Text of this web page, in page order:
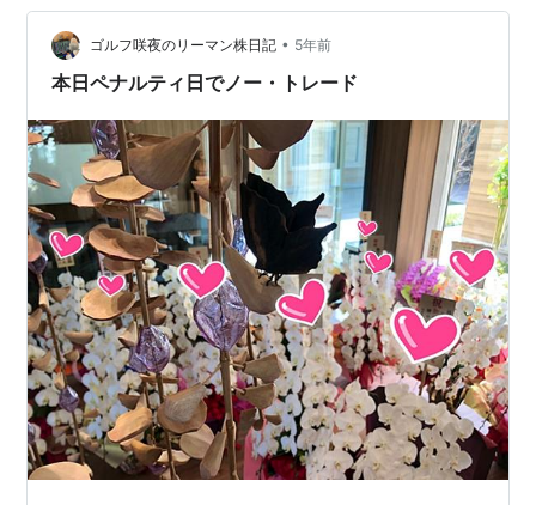
回目も私は余裕！ って思ってたら翌日に体調崩しました
💦 頭痛から始まり、熱もでましたね～ 何年ぶりの発熱だ
ったんだろ。 薬飲んだらすぐ熱は下がったのですが、 頭
ゴルフ咲夜のリーマン株日記 • 5年前
本日ペナルティ日でノー・トレード